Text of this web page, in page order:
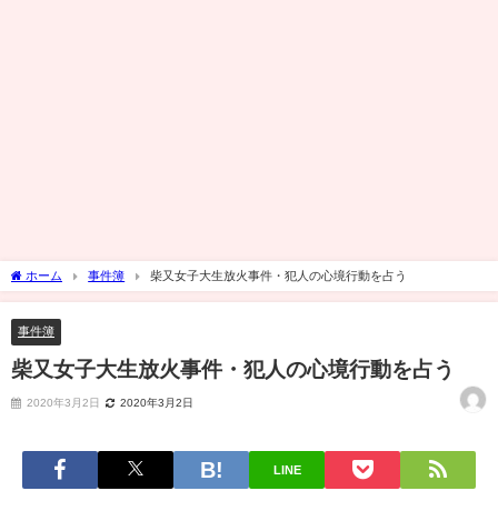
ホーム 事件簿 柴又女子大生放火事件・犯人の心境行動を占う
事件簿
柴又女子大生放火事件・犯人の心境行動を占う
2020年3月2日 2020年3月2日
LINE